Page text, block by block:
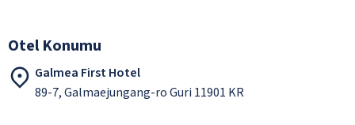
Otel Konumu
Galmea First Hotel
89-7, Galmaejungang-ro Guri 11901 KR